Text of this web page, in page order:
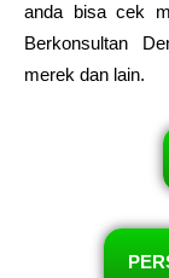
anda bisa cek
Berkonsultan
merek dan lain.